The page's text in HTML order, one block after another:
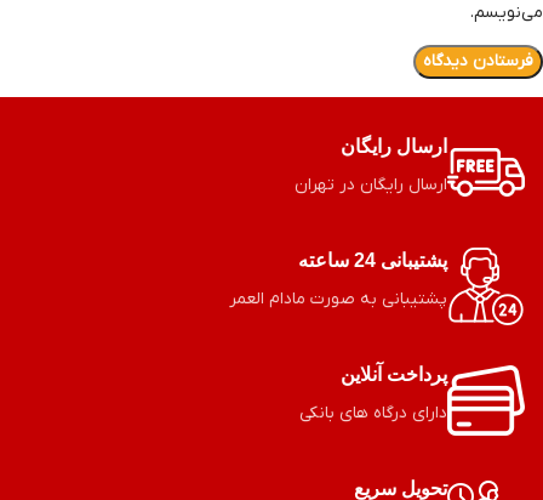
می‌نویسم.
ارسال رایگان
ارسال رایگان در تهران
پشتیبانی 24 ساعته
پشتیبانی به صورت مادام العمر
پرداخت آنلاین
دارای درگاه های بانکی
تحویل سریع